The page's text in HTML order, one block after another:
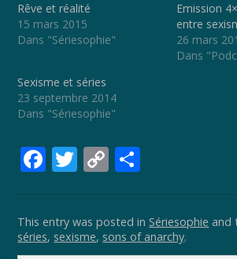
Rêve et réalité
15 mars 2015
Dans "Sériesophie"
Emission
entre
26 mars
Dans
Sexisme et séries
23 septembre 2014
Dans "Sériesophie"
F
e
b
T
er
C
p
y
ta
g
This entry was posted inSériesophie and
séries, sexisme, sons of anarchy.